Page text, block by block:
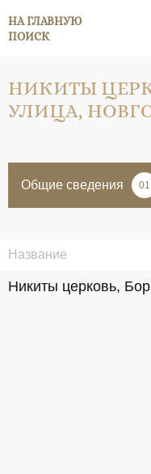
НА ГЛАВНУЮ
ПОИСК
НИКИТЫ
УЛИЦА,
Общие сведения 01
Название
Никиты церковь,